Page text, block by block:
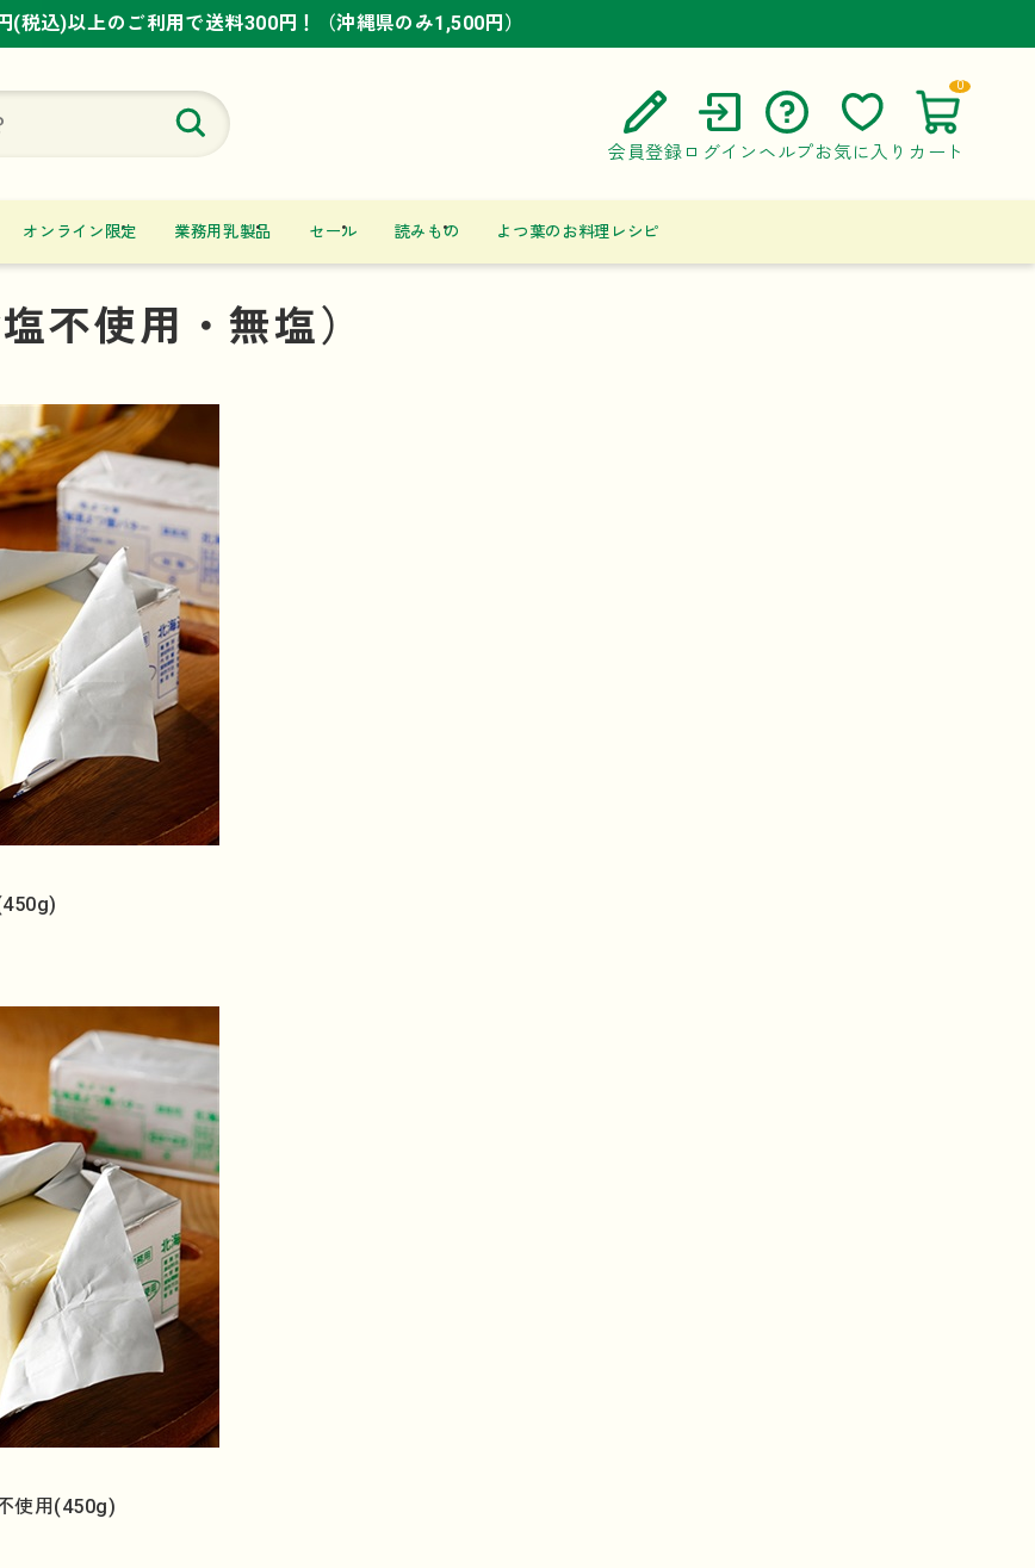
(税込)以上のご利用で送料300円！（沖縄県のみ1,500円）
(税込)以上のご利用で送料300円！（沖縄県のみ1,500円）
(税込)以上のご利用で送料300円！（沖縄県のみ1,500円）
会員登録 ログイン ヘルプ
ご利用ガイド
お問い合わせ
お気に入り カート
0
オンライン限定 業務用乳製品 セール 読みもの よつ葉のお料理レシピ
不使用・無塩）
使用(450g)